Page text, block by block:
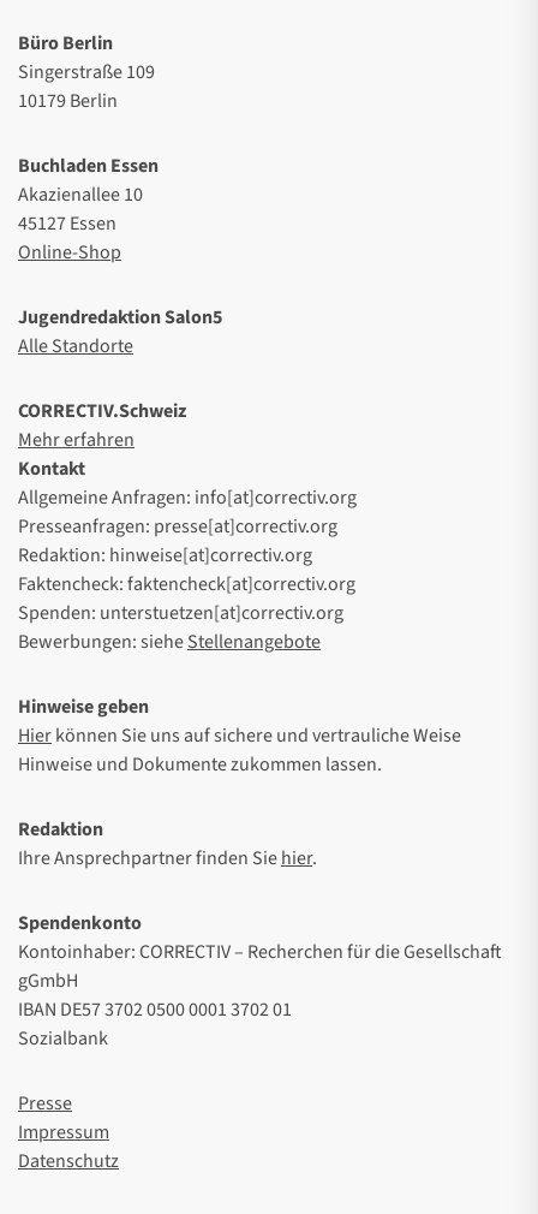
Büro Berlin
Singerstraße 109
10179 Berlin
Buchladen Essen
Akazienallee 10
45127 Essen
Online-Shop
Jugendredaktion Salon5
Alle Standorte
CORRECTIV.Schweiz
Mehr erfahren
Kontakt
Allgemeine Anfragen: info[at]correctiv.org
Presseanfragen: presse[at]correctiv.org
Redaktion: hinweise[at]correctiv.org
Faktencheck: faktencheck[at]correctiv.org
Spenden: unterstuetzen[at]correctiv.org
Bewerbungen: sieheStellenangebote
Hinweise geben
Hierkönnen Sie uns auf sichere und vertrauliche Weise
Hinweise und Dokumente zukommen lassen.
Redaktion
Ihre Ansprechpartner finden Siehier.
Spendenkonto
Kontoinhaber: CORRECTIV – Recherchen für die Gesellschaft
gGmbH
IBAN DE57 3702 0500 0001 3702 01
Sozialbank
Presse
Impressum
Datenschutz